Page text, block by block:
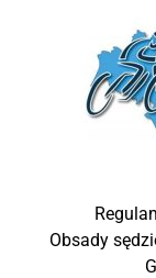
Obsady